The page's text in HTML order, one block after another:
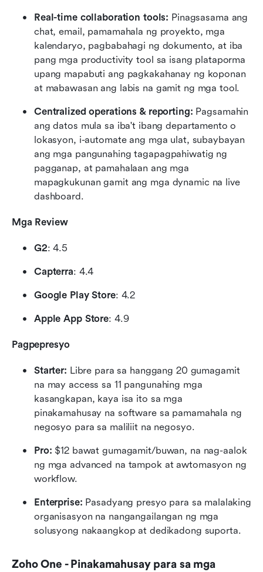
Real-time collaboration tools: Pinagsasama ang
chat, email, pamamahala ng proyekto, mga
kalendaryo, pagbabahagi ng dokumento, at iba
pang mga productivity tool sa isang plataporma
upang mapabuti ang pagkakahanay ng koponan
at mabawasan ang labis na gamit ng mga tool.
Centralized operations & reporting: Pagsamahin
ang datos mula sa iba't ibang departamento o
lokasyon, i-automate ang mga ulat, subaybayan
ang mga pangunahing tagapagpahiwatig ng
pagganap, at pamahalaan ang mga
mapagkukunan gamit ang mga dynamic na live
dashboard.
Mga Review
G2: 4.5
Capterra: 4.4
Google Play Store: 4.2
Apple App Store: 4.9
Pagpepresyo
Starter: Libre para sa hanggang 20 gumagamit
na may access sa 11 pangunahing mga
kasangkapan, kaya isa ito sa mga
pinakamahusay na software sa pamamahala ng
negosyo para sa maliliit na negosyo.
Pro: $12 bawat gumagamit/buwan, na nag-aalok
ng mga advanced na tampok at awtomasyon ng
workflow.
Enterprise: Pasadyang presyo para sa malalaking
organisasyon na nangangailangan ng mga
solusyong nakaangkop at dedikadong suporta.
Zoho One - Pinakamahusay para sa mga